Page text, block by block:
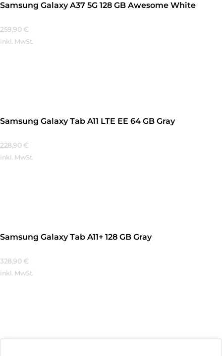
Samsung Galaxy A37 5G 128 GB Awesome White
259,90 €
inkl. MwSt.
Samsung Galaxy Tab A11 LTE EE 64 GB Gray
228,90 €
inkl. MwSt.
Samsung Galaxy Tab A11+ 128 GB Gray
328,90 €
inkl. MwSt.